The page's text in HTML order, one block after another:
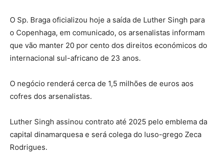
O Sp. Braga oficializou hoje a saída de Luther Singh para
o Copenhaga, em comunicado, os arsenalistas informam
que vão manter 20 por cento dos direitos económicos do
internacional sul-africano de 23 anos.
O negócio renderá cerca de 1,5 milhões de euros aos
cofres dos arsenalistas.
Luther Singh assinou contrato até 2025 pelo emblema da
capital dinamarquesa e será colega do luso-grego Zeca
Rodrigues.